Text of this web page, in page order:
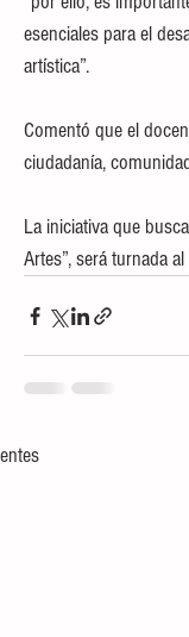
esenciales para el
artística”.
Comentó que el
ciudadanía,
La iniciativa que
Artes”, será turnada